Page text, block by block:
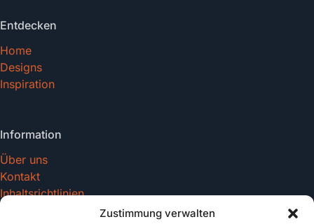
Zustimmung verwalten
Entdecken
Home
Designs
Inspiration
Information
Über uns
Kontakt
Inhaltsrichtlinien